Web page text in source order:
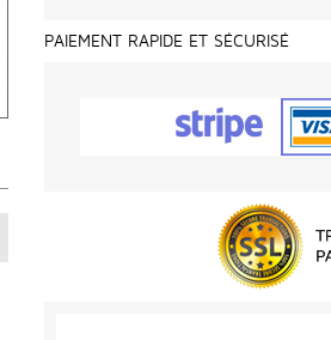
PAIEMENT RAPIDE ET SÉCURISÉ